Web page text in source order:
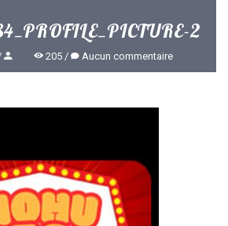
2
205 Aucun commentaire